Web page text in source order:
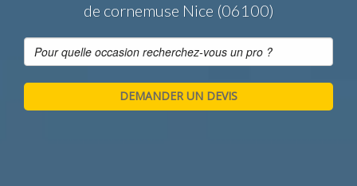
de cornemuse Nice (06100)